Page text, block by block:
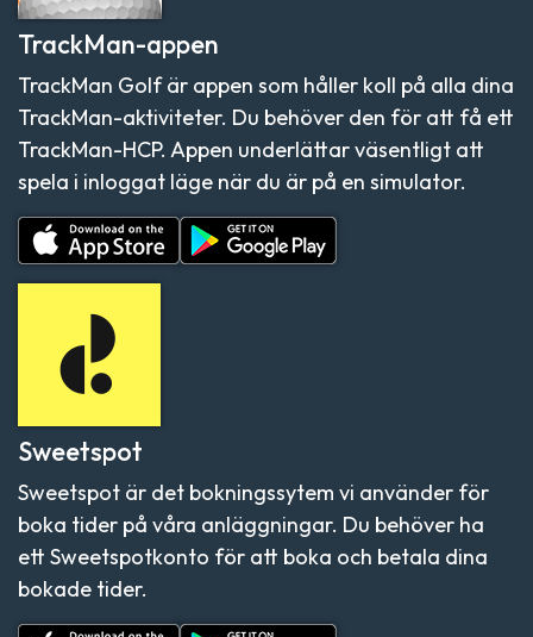
TrackMan-appen
TrackMan Golf är appen som håller koll på alla dina
TrackMan-aktiviteter. Du behöver den för att få ett
TrackMan-HCP. Appen underlättar väsentligt att
spela i inloggat läge när du är på en simulator.
Sweetspot
Sweetspot är det bokningssytem vi använder för
boka tider på våra anläggningar. Du behöver ha
ett Sweetspotkonto för att boka och betala dina
bokade tider.